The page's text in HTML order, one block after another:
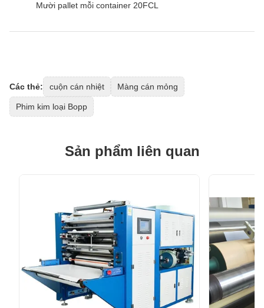
Mười pallet mỗi container 20FCL
Các thẻ: cuộn cán nhiệt Màng cán mỏng
Phim kim loại Bopp
Sản phẩm liên quan